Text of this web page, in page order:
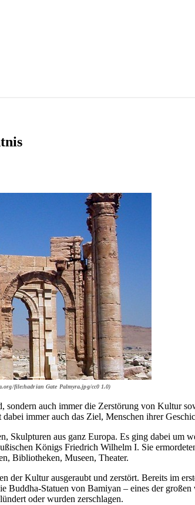
file:hadrian Gate Palmyra.jpg/cc0 1.0)
auch immer die Zerstörung von Kultur
immer auch das Ziel, Menschen ihrer
Skulpturen aus ganz Europa. Es ging dabei um
Königs Friedrich Wilhelm I. Sie
Bibliotheken, Museen, Theater.
der Kultur ausgeraubt und zerstört. Bereits im
Statuen von Bamiyan – eines der
oder wurden zerschlagen.